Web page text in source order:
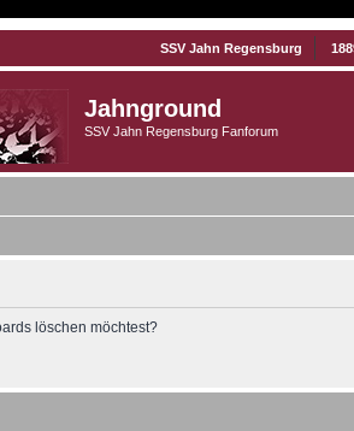
SSV Jahn Regensburg
Jahnground
SSV Jahn Regensburg Fanforum
löschen möchtest?